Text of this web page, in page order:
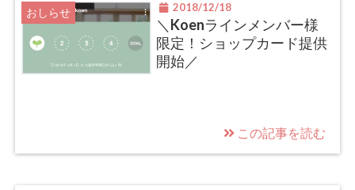
おしらせ 2018/12/18
＼Koenラインメンバー様
限定！ショップカード提供
開始／
この記事を読む